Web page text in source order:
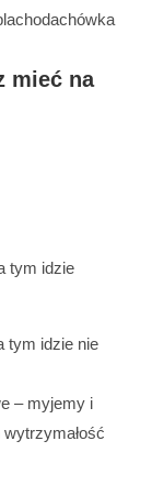
mieć na
tym idzie
tym idzie nie
– myjemy i